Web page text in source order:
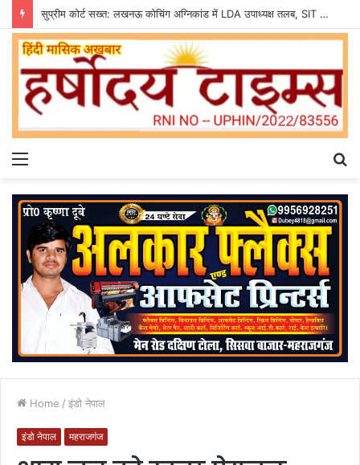
सुप्रीम कोर्ट सख्त: लखनऊ कोचिंग अग्निकांड में LDA उपाध्यक्ष तलब, SIT से मांगी सीलबंद रिपोर्ट
Menu
Home / इंडो नेपाल
इंडो नेपाल महराजगंज